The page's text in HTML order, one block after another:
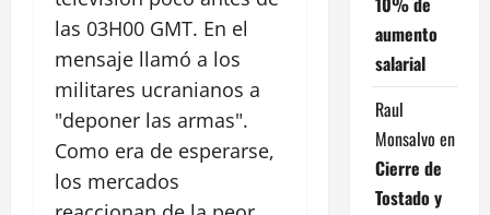
las 03H00 GMT. En el
mensaje llamó a los
militares ucranianos a
"deponer las armas".
Como era de esperarse,
los mercados
aumento
salarial
Raul
Monsalvo en
Cierre de
Tostado y